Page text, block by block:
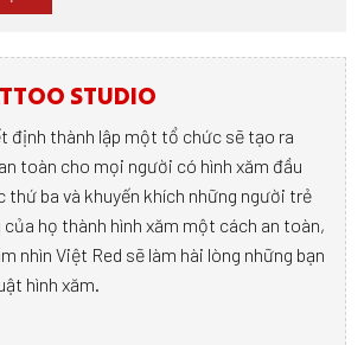
STUDIO
định thành lập một tổ chức sẽ tạo ra
toàn cho mọi người có hình xăm đầu
thứ ba và khuyến khích những người trẻ
họ thành hình xăm một cách an toàn,
nhìn Việt Red sẽ làm hài lòng những bạn
hình xăm.